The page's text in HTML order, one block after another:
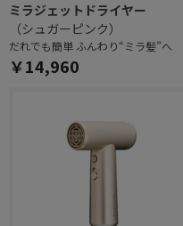
ミラジェットドライヤー
（シュガーピンク）
だれでも簡単 ふんわり“ミラ髪”へ
￥14,960